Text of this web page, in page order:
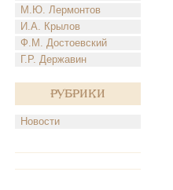
М.Ю. Лермонтов
И.А. Крылов
Ф.М. Достоевский
Г.Р. Державин
Рубрики
Новости